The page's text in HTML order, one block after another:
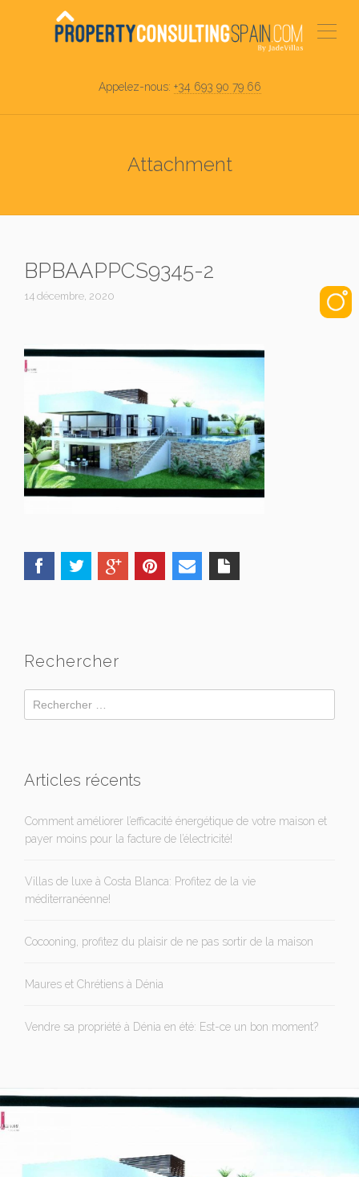
Appelez-nous: +34 693 90 79 66
Attachment
BPBAAPPCS9345-2
14 décembre, 2020
Rechercher
Articles récents
Comment améliorer l’efficacité énergétique de votre maison et
payer moins pour la facture de l’électricité!
Villas de luxe à Costa Blanca: Profitez de la vie
méditerranéenne!
Cocooning, profitez du plaisir de ne pas sortir de la maison
Maures et Chrétiens à Dénia
Vendre sa propriété à Dénia en été: Est-ce un bon moment?